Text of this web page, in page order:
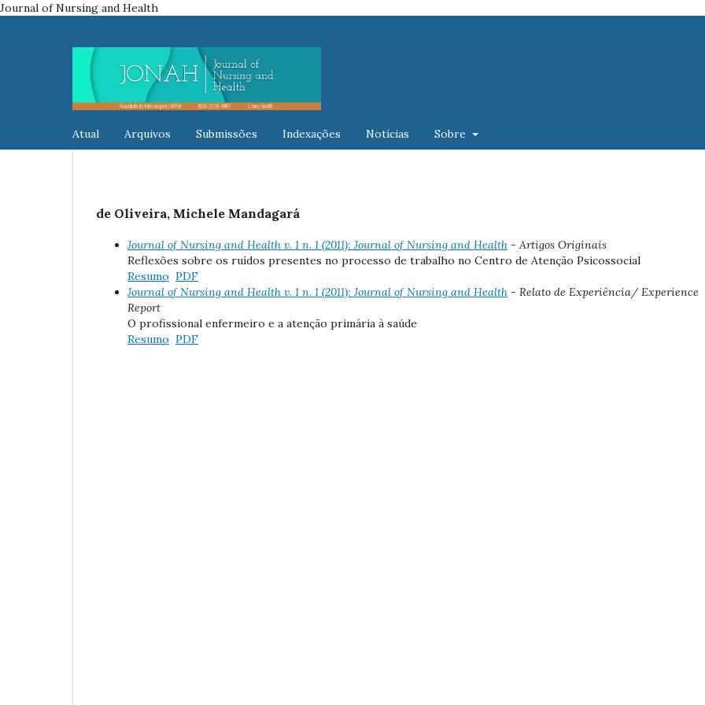
Journal of Nursing and Health
Atual Arquivos Submissões Indexações Notícias Sobre
de Oliveira, Michele Mandagará
Journal of Nursing and Health v. 1 n. 1 (2011): Journal of Nursing and Health - Artigos Originais
Reflexões sobre os ruídos presentes no processo de trabalho no Centro de Atenção Psicossocial
Resumo PDF
Journal of Nursing and Health v. 1 n. 1 (2011): Journal of Nursing and Health - Relato de Experiência/ Experience
Report
O profissional enfermeiro e a atenção primária à saúde
Resumo PDF